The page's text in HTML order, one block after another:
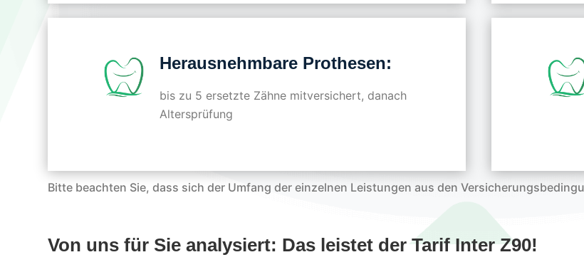
Herausnehmbare Prothesen:
bis zu 5 ersetzte Zähne mitversichert, danach
Altersprüfung
Bitte beachten Sie, dass sich der Umfang der einzelnen Leistungen aus den
Von uns für Sie analysiert: Das leistet der Tarif Inter Z90!